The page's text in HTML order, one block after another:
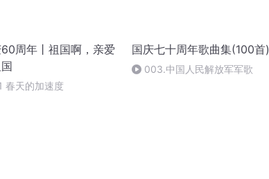
周年丨祖国啊，亲爱
春天的加速度
国庆七十周年歌曲集(100首)
003.中国人民解放军军歌